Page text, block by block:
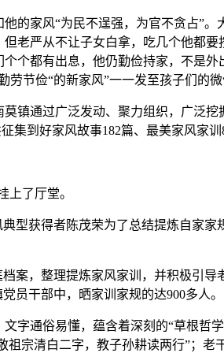
家风“为民不逞强，为官不贪占”。
老严从不让子女白拿，吃几个他都要
个都有出息，他仍勤俭持家，不是外
节俭“的新家风”一一发至孩子们的微
通过广泛发动、聚力组织，广泛挖
集到好家风故事182篇、最美家风家训
了厅堂。
获得者陈茂荣为了总结提炼自家家
，整理提炼家风家训，并积极引导
员干部中，晒家训家规的达900多人。
通俗易懂，蕴含着深刻的“草根哲学
宗清白二字，教子孙耕读两行”；老